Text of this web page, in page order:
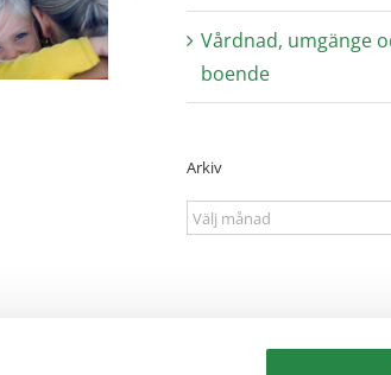
samhällets
skydd av
utsatt för
näthat?
Vårdnad, umgänge
boende
Arkiv
Arkiv